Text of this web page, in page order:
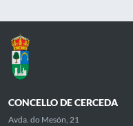
CONCELLO DE CERCEDA
Avda. do Mesón, 21